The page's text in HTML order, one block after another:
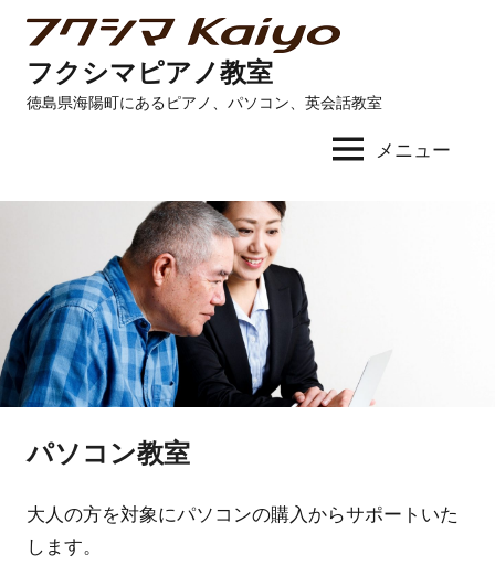
ス
フクシマピアノ教室
徳島県海陽町にあるピアノ、パソコン、英会話教室
メニュー
パソコン教室
大人の方を対象にパソコンの購入からサポートいた
します。